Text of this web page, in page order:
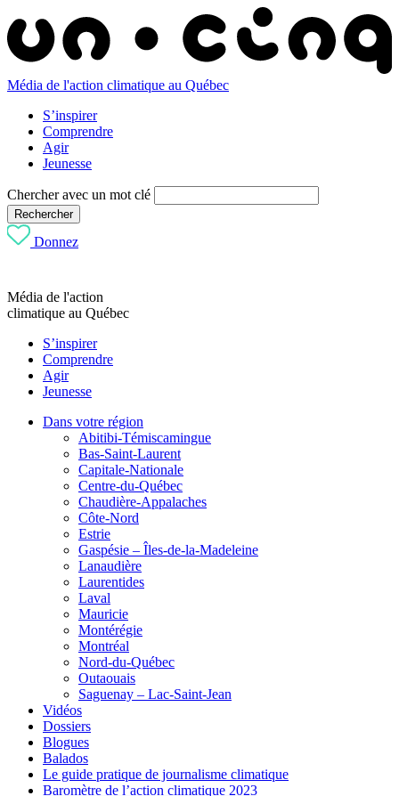
Média de l'action climatique au Québec
S’inspirer
Comprendre
Agir
Jeunesse
Chercher avec un mot clé
Rechercher
Donnez
Média de l'action
climatique au Québec
S’inspirer
Comprendre
Agir
Jeunesse
Dans votre région
Abitibi-Témiscamingue
Bas-Saint-Laurent
Capitale-Nationale
Centre-du-Québec
Chaudière-Appalaches
Côte-Nord
Estrie
Gaspésie – Îles-de-la-Madeleine
Lanaudière
Laurentides
Laval
Mauricie
Montérégie
Montréal
Nord-du-Québec
Outaouais
Saguenay – Lac-Saint-Jean
Vidéos
Dossiers
Blogues
Balados
Le guide pratique de journalisme climatique
Baromètre de l’action climatique 2023